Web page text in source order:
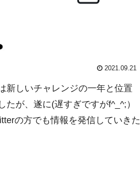
2021.09.21
新しいチャレンジの一年と位置
が、遂に(遅すぎですがf^_^;）
の方でも情報を発信していきた